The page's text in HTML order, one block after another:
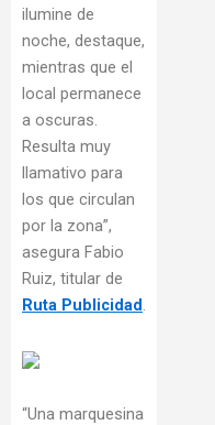
ilumine de
noche, destaque,
mientras que el
local permanece
a oscuras.
Resulta muy
llamativo para
los que circulan
por la zona”,
asegura Fabio
Ruiz, titular de
Ruta Publicidad
“Una marquesina